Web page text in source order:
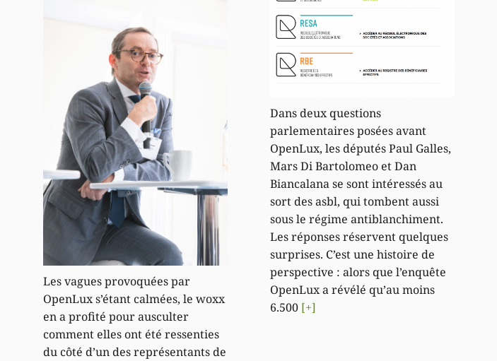
Les vagues provoquées par
OpenLux s’étant calmées, le woxx
en a profité pour ausculter
comment elles ont été ressenties
du côté d’un des représentants de
Dans deux questions
parlementaires posées avant
OpenLux, les députés Paul Galles,
Mars Di Bartolomeo et Dan
Biancalana se sont intéressés au
sort des asbl, qui tombent aussi
sous le régime antiblanchiment.
Les réponses réservent quelques
surprises. C’est une histoire de
perspective : alors que l’enquête
OpenLux a révélé qu’au moins
6.500 [+]